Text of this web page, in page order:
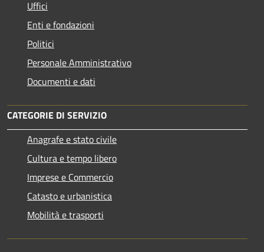
Uffici
Enti e fondazioni
Politici
Personale Amministrativo
Documenti e dati
CATEGORIE DI SERVIZIO
Anagrafe e stato civile
Cultura e tempo libero
Imprese e Commercio
Catasto e urbanistica
Mobilità e trasporti